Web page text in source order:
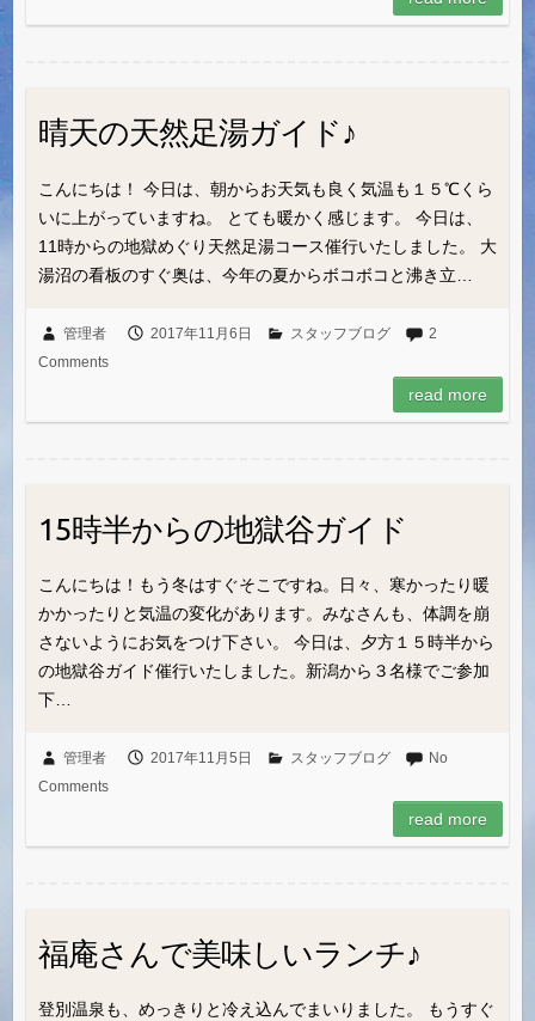
晴天の天然足湯ガイド♪
こんにちは！ 今日は、朝からお天気も良く気温も１５℃くら
いに上がっていますね。 とても暖かく感じます。 今日は、
11時からの地獄めぐり天然足湯コース催行いたしました。 大
湯沼の看板のすぐ奥は、今年の夏からボコボコと沸き立…
管理者 2017年11月6日 スタッフブログ
2
Comments
read more
15時半からの地獄谷ガイド
こんにちは！もう冬はすぐそこですね。日々、寒かったり暖
かかったりと気温の変化があります。みなさんも、体調を崩
さないようにお気をつけ下さい。 今日は、夕方１５時半から
の地獄谷ガイド催行いたしました。新潟から３名様でご参加
下…
管理者 2017年11月5日 スタッフブログ
No
Comments
read more
福庵さんで美味しいランチ♪
登別温泉も、めっきりと冷え込んでまいりました。 もうすぐ